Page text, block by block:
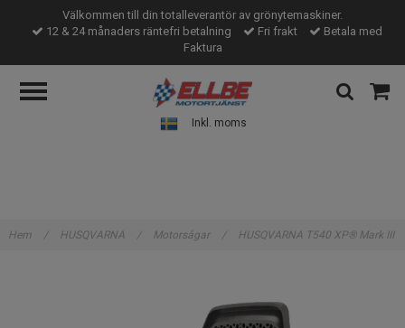
Välkommen till din totalleverantör av grönytemaskiner.
12 & 24 månaders räntefri betalning
Fri frakt
Betala med
Faktura
Inkl. moms
Hem / HUSQVARNA / Motorsågar / HUSQVARNA T540 XP® Mark III